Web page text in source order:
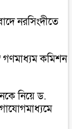
নরসিংদীতে
গণমাধ্যম কমিশন
নিয়ে ড.